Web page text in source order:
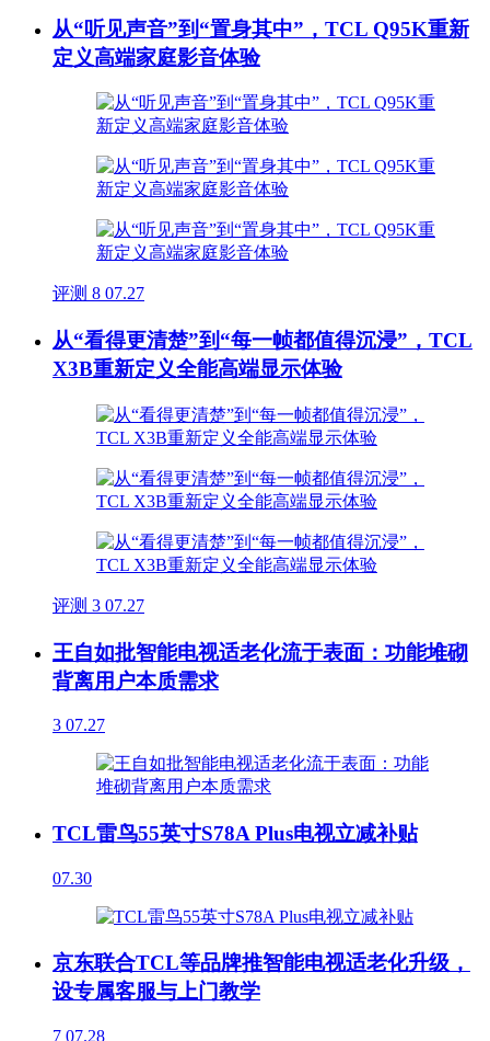
从“听见声音”到“置身其中”，TCL Q95K重新
定义高端家庭影音体验
评测 8 07.27
从“看得更清楚”到“每一帧都值得沉浸”，TCL
X3B重新定义全能高端显示体验
评测 3 07.27
王自如批智能电视适老化流于表面：功能堆砌
背离用户本质需求
3 07.27
TCL雷鸟55英寸S78A Plus电视立减补贴
07.30
京东联合TCL等品牌推智能电视适老化升级，
设专属客服与上门教学
7 07.28